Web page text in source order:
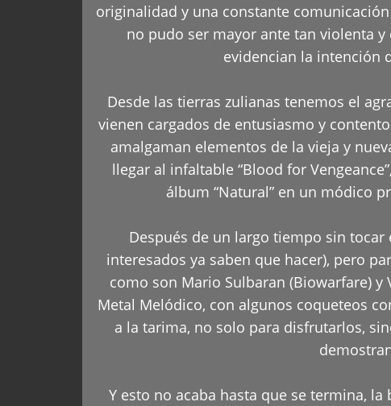
originalidad y una constante
no pudo ser mayor ante tan violenta y
evidencian la intención
Desde las tierras zulianas tenemos el
vienen cargados de entusiasmo y
amalgaman elementos de la vieja y
llegar al infaltable “Blood for
álbum “Natural” en un módico
Después de un largo tiempo sin tocar
interesados ya saben que hacer), pero
como son Mario Sulbaran (Biowarfare) y
Metal Melódico, con algunos coqueteos
a la tarima, no solo para disfrutarlos,
Y esto no acaba hasta que se termina,